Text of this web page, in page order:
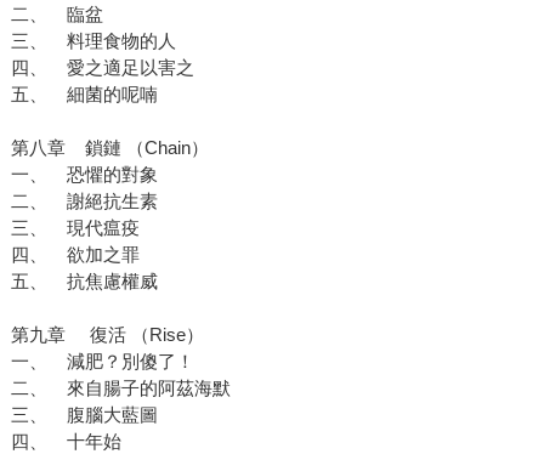
二、 臨盆
三、 料理食物的人
四、 愛之適足以害之
五、 細菌的呢喃
第八章 鎖鏈 （Chain）
一、 恐懼的對象
二、 謝絕抗生素
三、 現代瘟疫
四、 欲加之罪
五、 抗焦慮權威
第九章 復活 （Rise）
一、 減肥？別傻了！
二、 來自腸子的阿茲海默
三、 腹腦大藍圖
四、 十年始